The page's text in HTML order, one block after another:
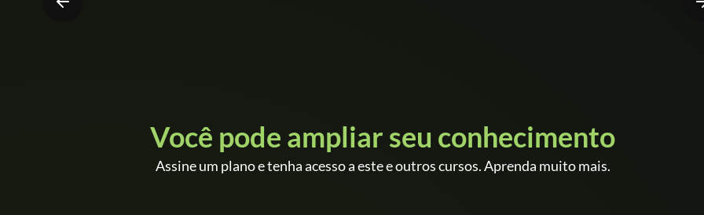
Você pode ampliar seu conhecimento
Assine um plano e tenha acesso a este e outros cursos. Aprenda muito mais.